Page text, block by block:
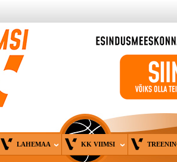
LAHEMAA KK VIIMSI